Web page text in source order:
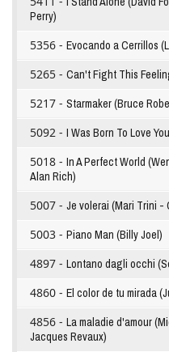
Perry)
5356 - Evocando a Cerrillos
5265 - Can't Fight This
5217 - Starmaker (Bruce
5092 - I Was Born To Love
5018 - In A Perfect World
Alan Rich)
5007 - Je volerai (Mari Trini -
5003 - Piano Man (Billy Joel)
4897 - Lontano dagli occhi
4860 - El color de tu mirada
4856 - La maladie d'amour
Jacques Revaux)